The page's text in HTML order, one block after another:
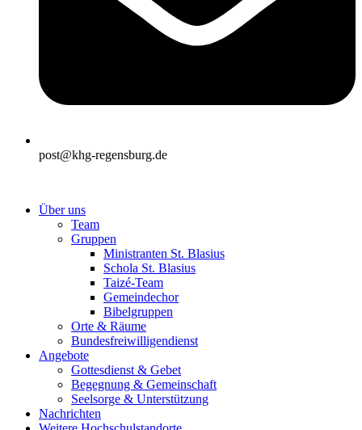
post@khg-regensburg.de
Über uns
Team
Gruppen
Ministranten St. Blasius
Schola St. Blasius
Taizé-Team
Gemeindechor
Bibelgruppen
Orte & Räume
Bundesfreiwilligendienst
Angebote
Gottesdienst & Gebet
Begegnung & Gemeinschaft
Seelsorge & Unterstützung
Nachrichten